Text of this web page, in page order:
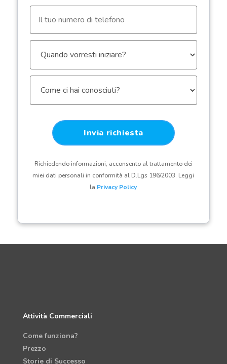
Richiedendo informazioni, acconsento al trattamento dei
miei dati personali in conformità al D.Lgs 196/2003. Leggi
la Privacy Policy
Attività Commerciali
Come funziona?
Prezzo
Storie di Successo